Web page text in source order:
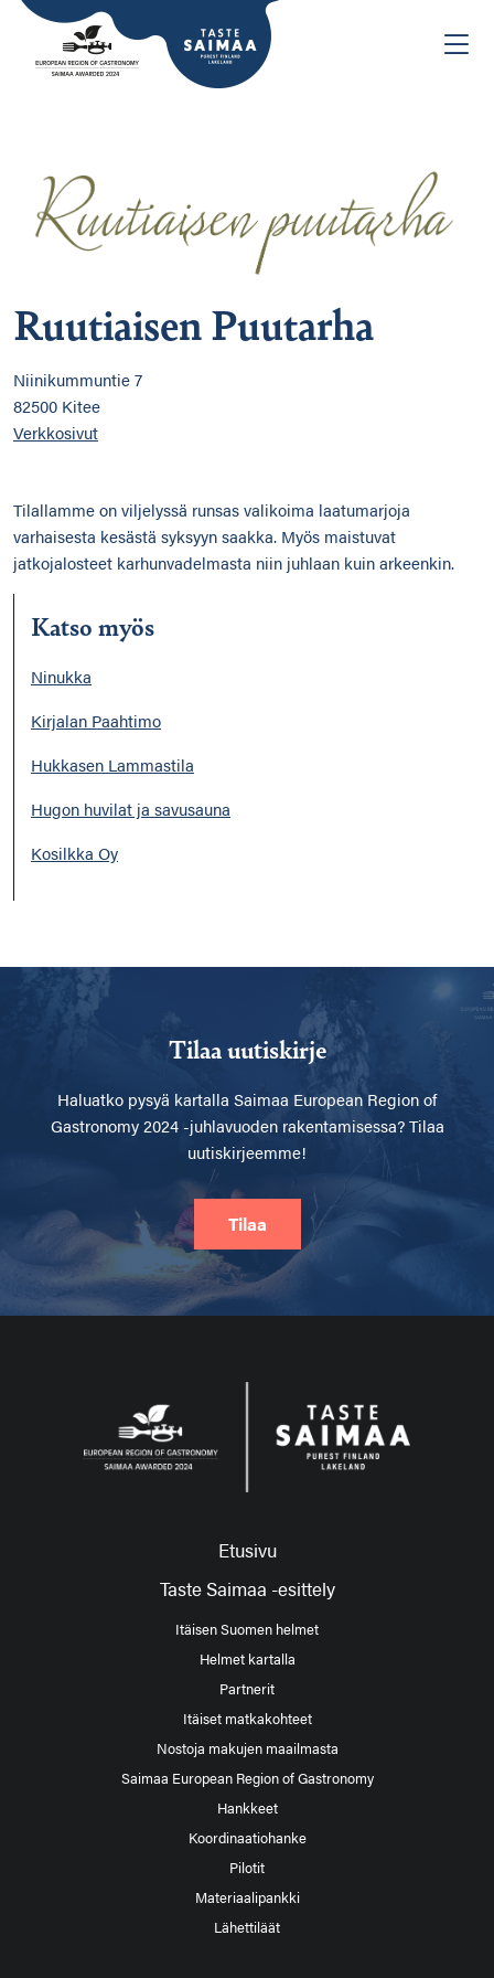
Ruutiaisen Puutarha
Niinikummuntie 7
82500 Kitee
Verkkosivut
Tilallamme on viljelyssä runsas valikoima laatumarjoja
varhaisesta kesästä syksyyn saakka. Myös maistuvat
jatkojalosteet karhunvadelmasta niin juhlaan kuin arkeenkin.
Katso myös
Ninukka
Kirjalan Paahtimo
Hukkasen Lammastila
Hugon huvilat ja savusauna
Kosilkka Oy
Tilaa uutiskirje
Haluatko pysyä kartalla Saimaa European Region of
Gastronomy 2024 -juhlavuoden rakentamisessa? Tilaa
uutiskirjeemme!
Tilaa
Etusivu
Taste Saimaa -esittely
Itäisen Suomen helmet
Helmet kartalla
Partnerit
Itäiset matkakohteet
Nostoja makujen maailmasta
Saimaa European Region of Gastronomy
Hankkeet
Koordinaatiohanke
Pilotit
Materiaalipankki
Lähettiläät